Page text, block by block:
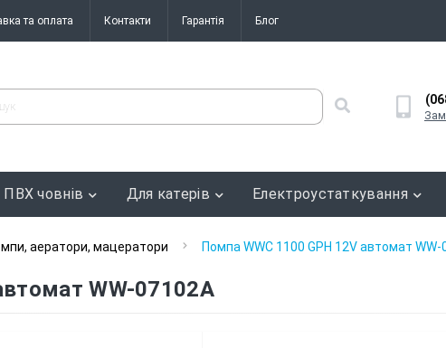
та оплата Контакти Гарантія Блог
човнів Для катерів Електроустаткування
аератори, мацератори Помпа WWC 1100 GPH 12V автомат WW-
WW-07102A